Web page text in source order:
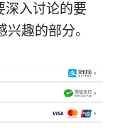
深入讨论的要
趣的部分。